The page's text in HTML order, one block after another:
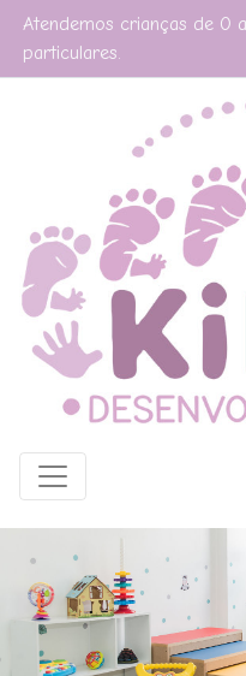
Atendemos crianças de 0
particulares.